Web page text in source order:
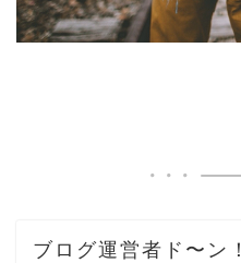
ブログ運営者ド〜ン！